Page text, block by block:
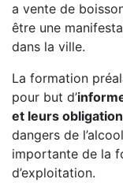
a vente de
être une
dans la ville.
La formation
pour but d’
et leurs
dangers de
importante de la
d’exploitation.